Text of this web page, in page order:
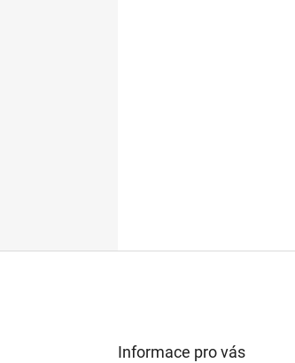
Informace pro vás